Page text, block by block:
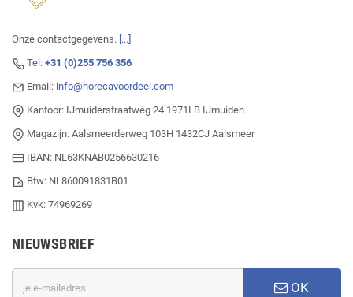
Onze contactgegevens. [...]
Tel: +31 (0)255 756 356
Email: info@horecavoordeel.com
Kantoor: IJmuiderstraatweg 24 1971LB IJmuiden
Magazijn: Aalsmeerderweg 103H 1432CJ Aalsmeer
IBAN: NL63KNAB0256630216
Btw: NL860091831B01
Kvk: 74969269
NIEUWSBRIEF
OK